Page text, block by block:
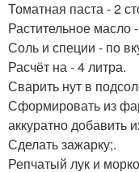
Томатная паста - 2
Растительное масло
Соль и специи - по
Расчёт на - 4 литра.
Сварить нут в
Сформировать из
аккуратно добавить
Сделать зажарку;.
Репчатый лук и